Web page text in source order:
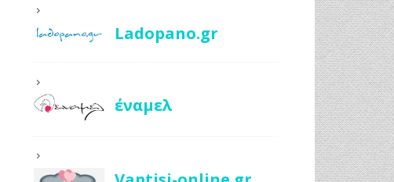
Ladopano.gr
έναμελ